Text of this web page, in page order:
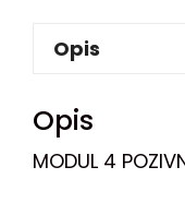
Opis
Opis
MODUL 4